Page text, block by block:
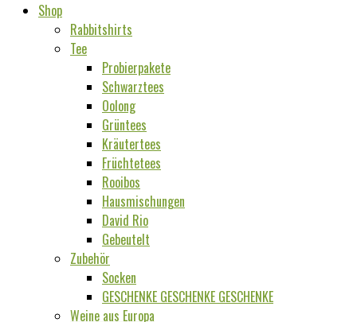
Shop
Rabbitshirts
Tee
Probierpakete
Schwarztees
Oolong
Grüntees
Kräutertees
Früchtetees
Rooibos
Hausmischungen
David Rio
Gebeutelt
Zubehör
Socken
GESCHENKE GESCHENKE GESCHENKE
Weine aus Europa